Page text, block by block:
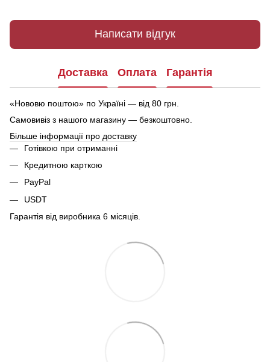
Написати відгук
Доставка Оплата Гарантія
«Нововю поштою» по Україні — від 80 грн.
Самовивіз з нашого магазину — безкоштовно.
Більше інформації про доставку
Готівкою при отриманні
Кредитною карткою
PayPal
USDT
Гарантія від виробника 6 місяців.